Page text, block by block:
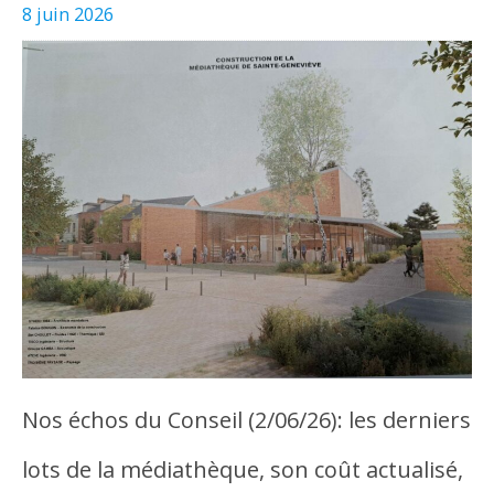
8 juin 2026
Nos échos du Conseil (2/06/26): les derniers
lots de la médiathèque, son coût actualisé,